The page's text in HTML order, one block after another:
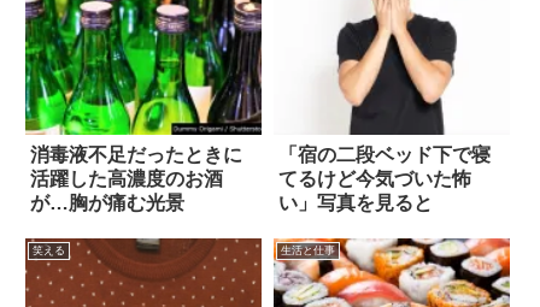
消毒液不足だったときに
活躍した高濃度のお酒
が…胸が痛む光景
「宿の二段ベッド下で寝
てるけど今気づいた怖
い」写真を見ると
笑える 生活と仕事